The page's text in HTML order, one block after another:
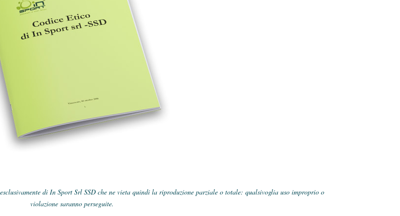
di In Sport Srl SSD che ne vieta quindi la riproduzione parziale o totale: qualsivoglia uso improprio o
violazione saranno perseguite.